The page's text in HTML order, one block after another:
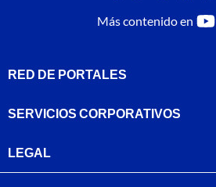
Más contenido en
RED DE PORTALES
SERVICIOS CORPORATIVOS
LEGAL